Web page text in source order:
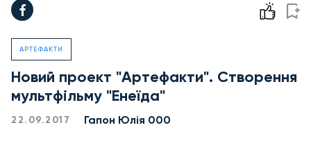
АРТЕФАКТИ
Новий проект "Артефакти". Створення
мультфільму "Енеїда"
22.09.2017 Гапон Юлія 000